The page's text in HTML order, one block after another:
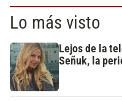
Lo más visto
Lejos de la
Señuk, la